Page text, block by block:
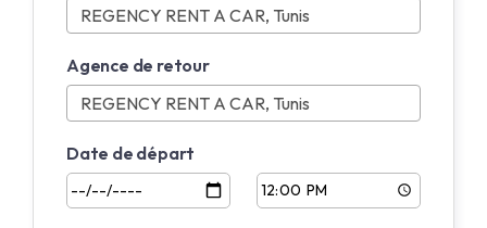
Agence de retour
Date de départ